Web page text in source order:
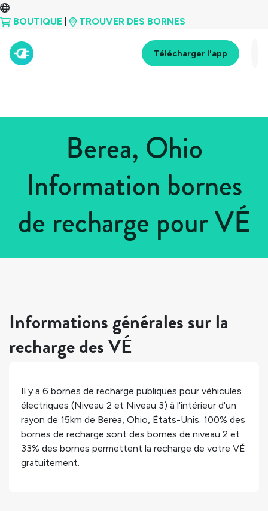
BOUTIQUE TROUVER DES BORNES
Télécharger l'app
Berea, Ohio
Information bornes
de recharge pour VÉ
États-Unis > Ohio
Informations générales sur la
recharge des VÉ
Il y a 6 bornes de recharge publiques pour véhicules
électriques (Niveau 2 et Niveau 3) à l'intérieur d'un
rayon de 15km de Berea, Ohio, États-Unis. 100% des
bornes de recharge sont des bornes de niveau 2 et
33% des bornes permettent la recharge de votre VÉ
gratuitement.